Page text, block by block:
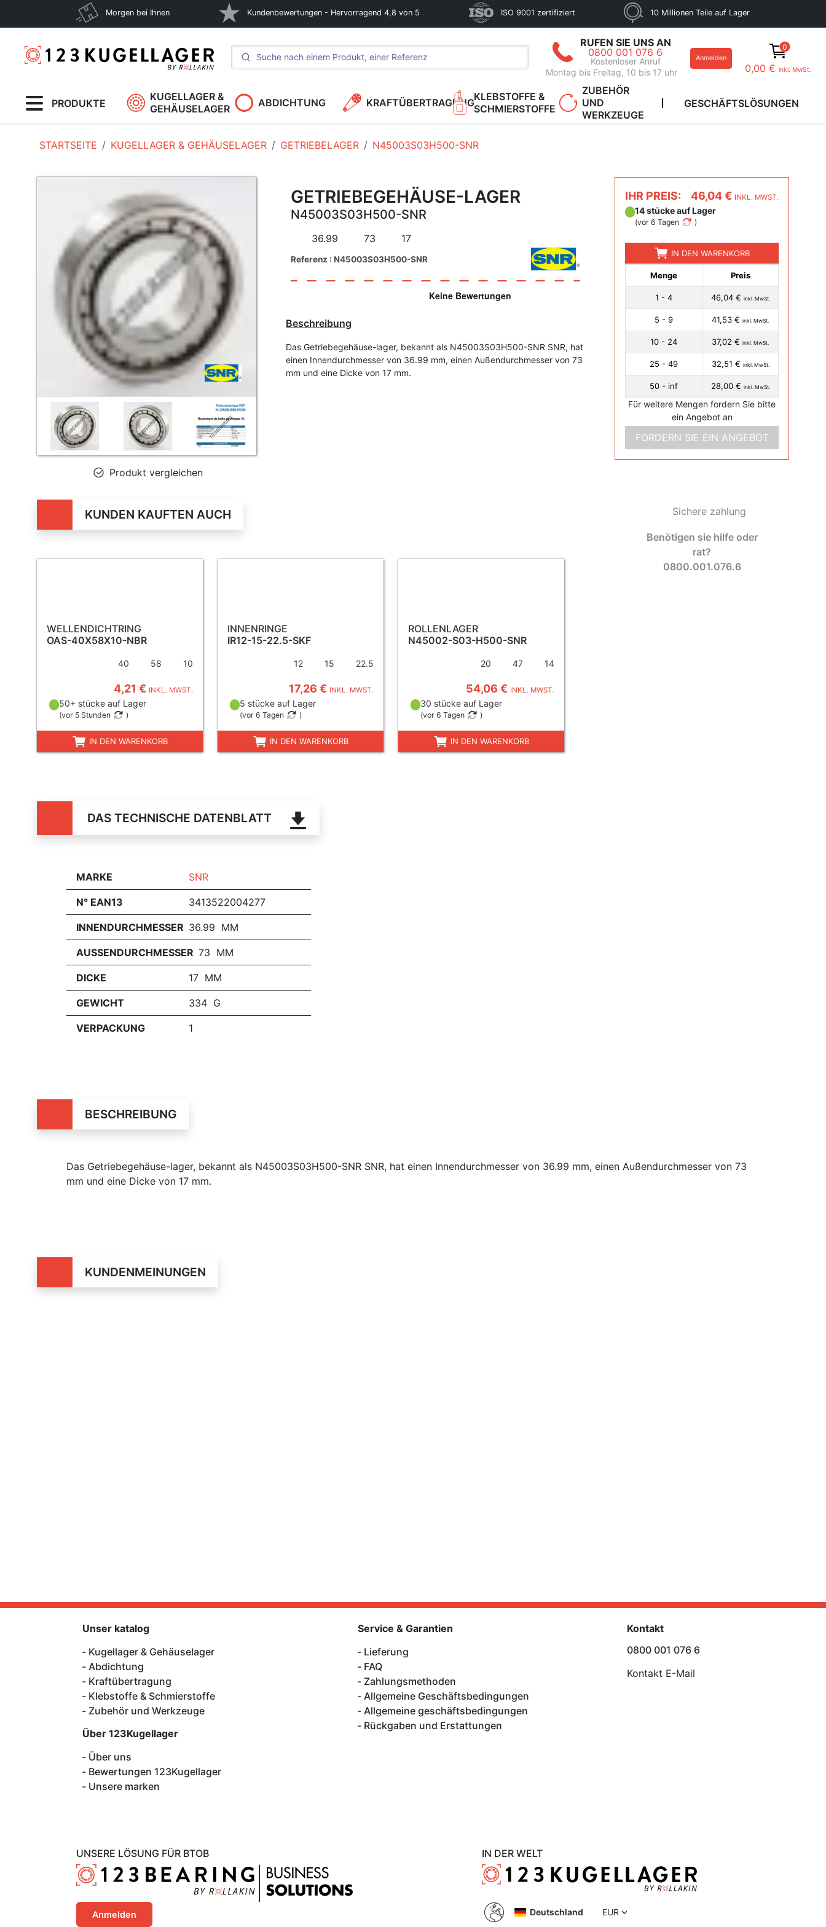
Morgen bei Ihnen Kundenbewertungen - Hervorragend 4,8 von 5 ISO 9001 zertifiziert 10 Millionen Teile auf Lager
RUFEN SIE UNS AN
0800 001 076 6
Kostenloser Anruf
Montag bis Freitag, 10 bis 17 uhr
Anmelden
0
0,00 € inkl. MwSt.
PRODUKTE
KUGELLAGER &
GEHÄUSELAGER
ABDICHTUNG KRAFTÜBERTRAGUNGKLEBSTOFFE &
SCHMIERSTOFFE
ZUBEHÖR
UND
WERKZEUGE
GESCHÄFTSLÖSUNGEN
STARTSEITE KUGELLAGER & GEHÄUSELAGER GETRIEBELAGER N45003S03H500-SNR
Produkt vergleichen
GETRIEBEGEHÄUSE-LAGER
N45003S03H500-SNR
36.99 73 17
Referenz : N45003S03H500-SNR
Beschreibung
Das Getriebegehäuse-lager, bekannt als N45003S03H500-SNR SNR, hat
einen Innendurchmesser von 36.99 mm, einen Außendurchmesser von 73
mm und eine Dicke von 17 mm.
IHR PREIS: 46,04 € INKL. MWST.
14 stücke auf Lager
(vor 6 Tagen )
IN DEN WARENKORB
Menge Preis
1 - 4 46,04 € inkl. MwSt.
5 - 9 41,53 € inkl. MwSt.
10 - 24 37,02 € inkl. MwSt.
25 - 49 32,51 € inkl. MwSt.
50 - inf 28,00 € inkl. MwSt.
Für weitere Mengen fordern Sie bitte
ein Angebot an
FORDERN SIE EIN ANGEBOT
AN
Sichere zahlung
Benötigen sie hilfe oder
rat?
0800.001.076.6
KUNDEN KAUFTEN AUCH
WELLENDICHTRING
OAS-40X58X10-NBR
40 58 10
4,21 € INKL. MWST.
50+ stücke auf Lager
(vor 5 Stunden )
IN DEN WARENKORB
INNENRINGE
IR12-15-22.5-SKF
12 15 22.5
17,26 € INKL. MWST.
5 stücke auf Lager
(vor 6 Tagen )
IN DEN WARENKORB
ROLLENLAGER
N45002-S03-H500-SNR
20 47 14
54,06 € INKL. MWST.
30 stücke auf Lager
(vor 6 Tagen )
IN DEN WARENKORB
DAS TECHNISCHE DATENBLATT
MARKE SNR
N° EAN13 3413522004277
INNENDURCHMESSER 36.99 MM
AUSSENDURCHMESSER 73 MM
DICKE 17 MM
GEWICHT 334 G
VERPACKUNG 1
BESCHREIBUNG
Das Getriebegehäuse-lager, bekannt als N45003S03H500-SNR SNR, hat einen Innendurchmesser von 36.99 mm, einen Außendurchmesser von 73
mm und eine Dicke von 17 mm.
KUNDENMEINUNGEN
UNSERE LÖSUNG FÜR BTOB
Anmelden
Unser katalog
Kugellager & Gehäuselager
Abdichtung
Kraftübertragung
Klebstoffe & Schmierstoffe
Zubehör und Werkzeuge
Über 123Kugellager
Über uns
Bewertungen 123Kugellager
Unsere marken
Service & Garantien
Lieferung
FAQ
Zahlungsmethoden
Allgemeine Geschäftsbedingungen
Allgemeine geschäftsbedingungen
Rückgaben und Erstattungen
Kontakt
0800 001 076 6
Kontakt E-Mail
IN DER WELT
Deutschland EUR